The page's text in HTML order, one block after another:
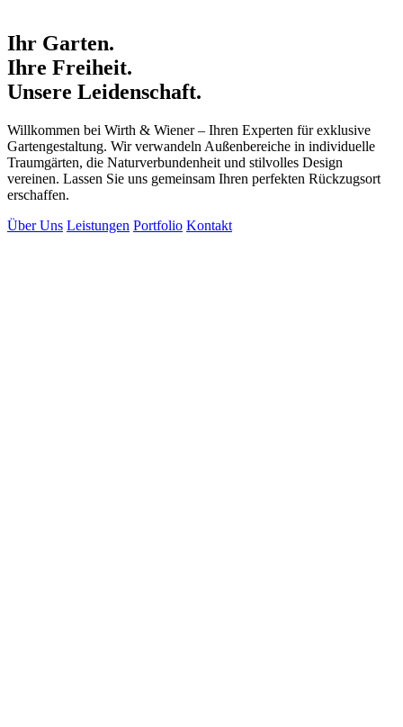
Ihr Garten.
Ihre Freiheit.
Unsere Leidenschaft.
Willkommen bei Wirth & Wiener – Ihren Experten für exklusive
Gartengestaltung. Wir verwandeln Außenbereiche in individuelle
Traumgärten, die Naturverbundenheit und stilvolles Design
vereinen. Lassen Sie uns gemeinsam Ihren perfekten Rückzugsort
erschaffen.
Über Uns Leistungen Portfolio Kontakt